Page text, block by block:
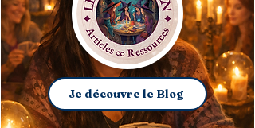
Je découvre le Blog